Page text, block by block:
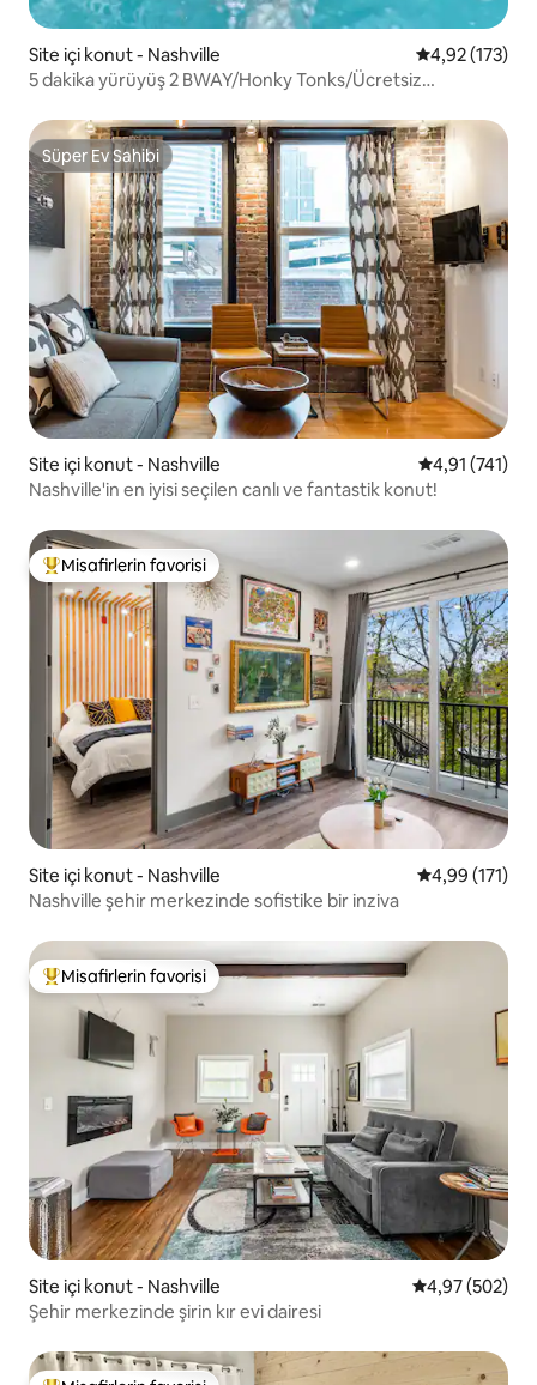
Site içi konut - Nashville 5 üzerinden
4,92 (173)
5 dakika yürüyüş 2 BWAY/Honky Tonks/Ücretsiz
Süper Ev Sahibi
Süper Ev Sahibi
Site içi konut - Nashville 5 üzerinden
4,91 (741)
Nashville'in en iyisi seçilen canlı ve fantastik konut!
Misafirlerin favorilerinden en beğenilenler arasında
Misafirlerin favorisi
Site içi konut - Nashville 5 üzerinden
4,99 (171)
Nashville şehir merkezinde sofistike bir inziva
Misafirlerin favorilerinden en beğenilenler arasında
Misafirlerin favorisi
Site içi konut - Nashville 5 üzerinden
4,97 (502)
Şehir merkezinde şirin kır evi dairesi